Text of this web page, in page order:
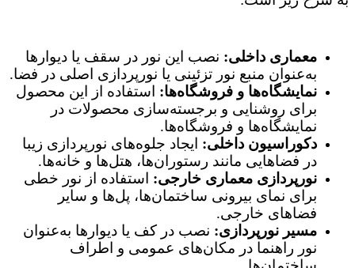
معماری داخلی: نصب این نور در سقف یا دیوارها
به‌عنوان منبع نور تزئینی یا نورپردازی اصلی در فضا.
نمایشگاه‌ها و فروشگاه‌ها: استفاده از این محصول
برای روشنایی و برجسته‌سازی محصولات در
نمایشگاه‌ها و فروشگاه‌ها.
دکوراسیون داخلی: ایجاد جلوه‌های نورپردازی زیبا
در فضاهایی مانند رستوران‌ها، هتل‌ها و خانه‌ها.
نورپردازی معماری خارجی: استفاده از نور خطی
برای نمای بیرونی ساختمان‌ها، پل‌ها و سایر
فضاهای خارجی.
مسیر نورپردازی: نصب در کف یا دیوارها به‌عنوان
نور راهنما در مکان‌های عمومی و اطراف